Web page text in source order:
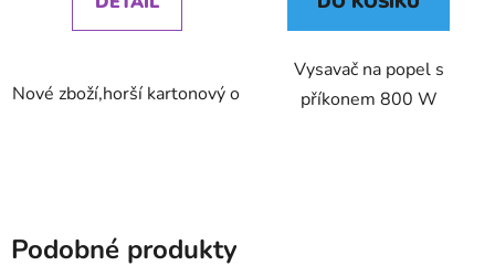
Nové zboží,horší kartonový obal ,záruka 24 měsíců
Vysavač na popel s
příkonem 800 W
Podobné produkty